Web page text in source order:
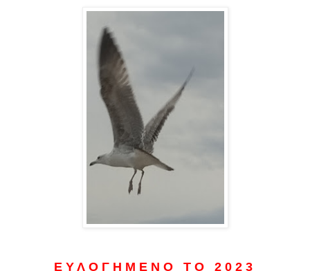
Ε Υ Λ Ο Γ Η Μ Ε Ν Ο Τ Ο 2 0 2 3